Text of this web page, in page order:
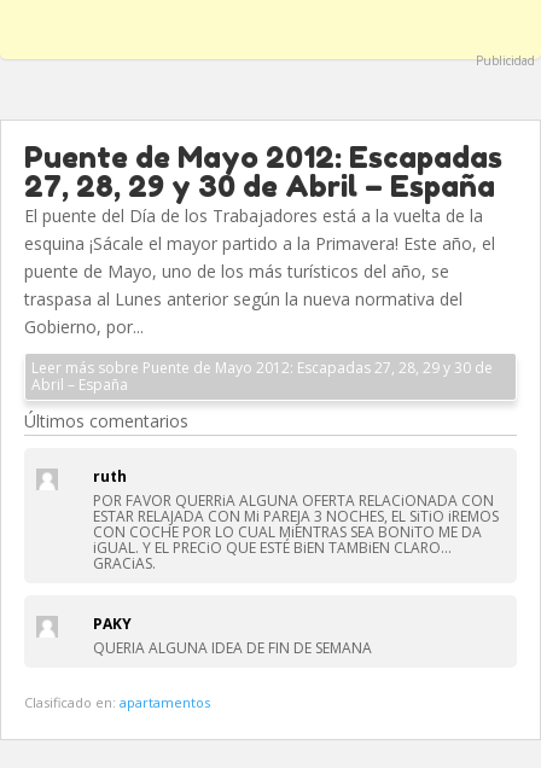
Publicidad
Puente de Mayo 2012: Escapadas
27, 28, 29 y 30 de Abril – España
El puente del Día de los Trabajadores está a la vuelta de la
esquina ¡Sácale el mayor partido a la Primavera! Este año, el
puente de Mayo, uno de los más turísticos del año, se
traspasa al Lunes anterior según la nueva normativa del
Gobierno, por...
Leer más sobre Puente de Mayo 2012: Escapadas 27, 28, 29 y 30 de
Abril – España
Últimos comentarios
ruth
POR FAVOR QUERRiA ALGUNA OFERTA RELACiONADA CON
ESTAR RELAJADA CON Mi PAREJA 3 NOCHES, EL SiTiO iREMOS
CON COCHE POR LO CUAL MiENTRAS SEA BONiTO ME DA
iGUAL. Y EL PRECiO QUE ESTÉ BiEN TAMBiEN CLARO…
GRACiAS.
PAKY
QUERIA ALGUNA IDEA DE FIN DE SEMANA
Clasificado en: apartamentos